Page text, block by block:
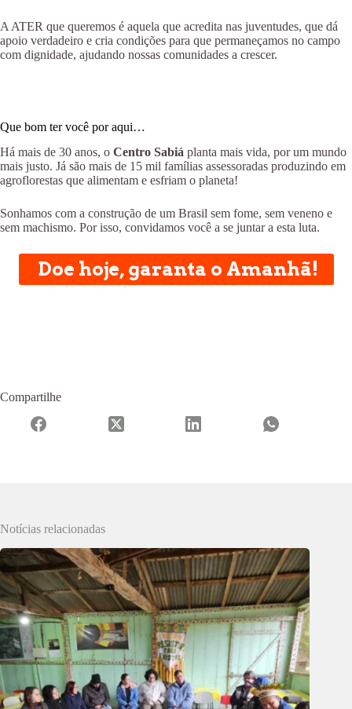
A ATER que queremos é aquela que acredita nas juventudes, que dá
apoio verdadeiro e cria condições para que permaneçamos no campo
com dignidade, ajudando nossas comunidades a crescer.
Que bom ter você por aqui…
Há mais de 30 anos, o Centro Sabiá planta mais vida, por um mundo
mais justo. Já são mais de 15 mil famílias assessoradas produzindo em
agroflorestas que alimentam e esfriam o planeta!
Sonhamos com a construção de um Brasil sem fome, sem veneno e
sem machismo. Por isso, convidamos você a se juntar a esta luta.
Doe hoje, garanta o Amanhã!
Compartilhe
Notícias relacionadas